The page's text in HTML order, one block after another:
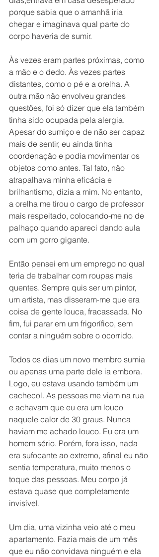
porque sabia que o amanhã iria
chegar e imaginava qual parte do
corpo haveria de sumir.
Às vezes eram partes próximas, como
a mão e o dedo. Às vezes partes
distantes, como o pé e a orelha. A
outra mão não envolveu grandes
questões, foi só dizer que ela também
tinha sido ocupada pela alergia.
Apesar do sumiço e de não ser capaz
mais de sentir, eu ainda tinha
coordenação e podia movimentar os
objetos como antes. Tal fato, não
atrapalhava minha eficácia e
brilhantismo, dizia a mim. No entanto,
a orelha me tirou o cargo de professor
mais respeitado, colocando-me no de
palhaço quando apareci dando aula
com um gorro gigante.
Então pensei em um emprego no qual
teria de trabalhar com roupas mais
quentes. Sempre quis ser um pintor,
um artista, mas disseram-me que era
coisa de gente louca, fracassada. No
fim, fui parar em um frigorífico, sem
contar a ninguém sobre o ocorrido.
Todos os dias um novo membro sumia
ou apenas uma parte dele ia embora.
Logo, eu estava usando também um
cachecol. As pessoas me viam na rua
e achavam que eu era um louco
naquele calor de 30 graus. Nunca
haviam me achado louco. Eu era um
homem sério. Porém, fora isso, nada
era sufocante ao extremo, afinal eu não
sentia temperatura, muito menos o
toque das pessoas. Meu corpo já
estava quase que completamente
invisível.
Um dia, uma vizinha veio até o meu
apartamento. Fazia mais de um mês
que eu não convidava ninguém e ela